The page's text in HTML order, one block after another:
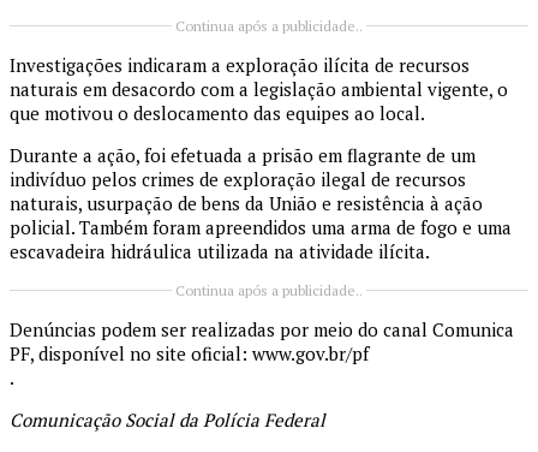
Continua após a publicidade..
Investigações indicaram a exploração ilícita de recursos
naturais em desacordo com a legislação ambiental vigente, o
que motivou o deslocamento das equipes ao local.
Durante a ação, foi efetuada a prisão em flagrante de um
indivíduo pelos crimes de exploração ilegal de recursos
naturais, usurpação de bens da União e resistência à ação
policial. Também foram apreendidos uma arma de fogo e uma
escavadeira hidráulica utilizada na atividade ilícita.
Continua após a publicidade..
Denúncias podem ser realizadas por meio do canal Comunica
PF, disponível no site oficial: www.gov.br/pf
.
Comunicação Social da Polícia Federal